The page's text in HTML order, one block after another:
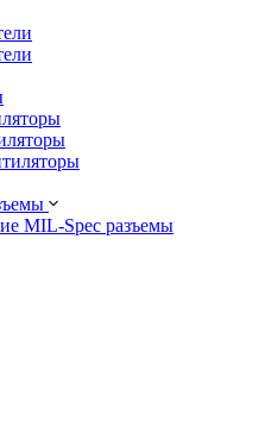
MIL-Spec разъемы